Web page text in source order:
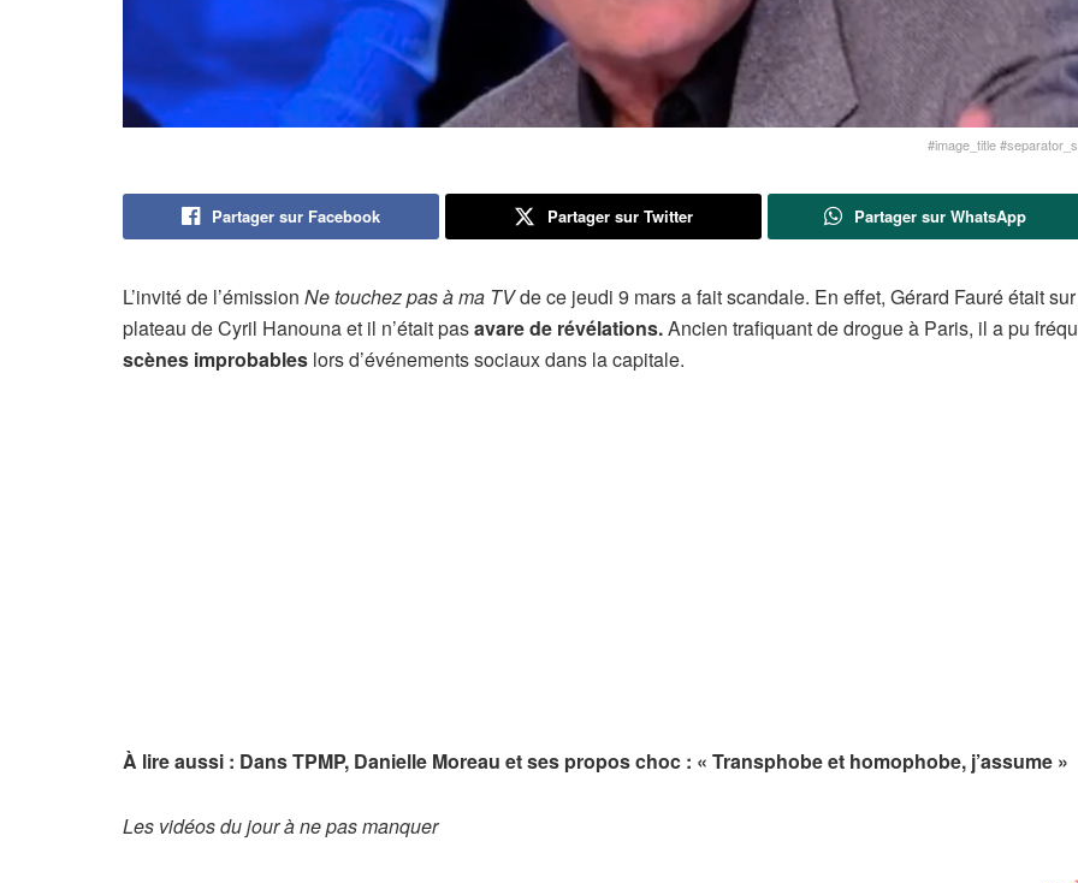
#image_title
Partager sur Facebook Partager sur Twitter Partager sur WhatsApp
L’invité de l’émission Ne touchez pas à ma TVde ce jeudi 9 mars a fait scandale. En effet, Gérard Fauré était
plateau de Cyril Hanouna et il n’était pasavare de révélations.Ancien trafiquant de drogue à Paris, il a pu
scènes improbables lors d’événements sociaux dans la capitale.
À lire aussi : Dans TPMP, Danielle Moreau et ses propos choc : « Transphobe et homophobe, j’assume »
Les vidéos du jour à ne pas manquer